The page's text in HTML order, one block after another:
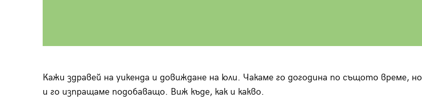
Кажи здравей на уикенда и довиждане на юли. Чакаме го догодина по същото време, но
и го изпращаме подобаващо. Виж къде, как и какво.